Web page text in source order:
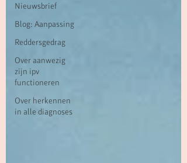
Nieuwsbrief
Blog: Aanpassing
Reddersgedrag
Over aanwezig
zijn ipv
functioneren
Over herkennen
in alle diagnoses